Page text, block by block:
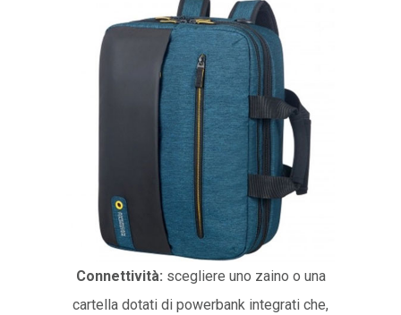
Connettività: scegliere uno zaino o una
cartella dotati di powerbank integrati che,